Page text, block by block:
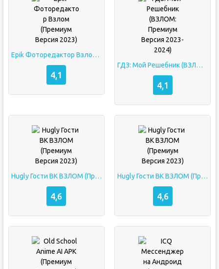
Epik Фоторедактор Взлом (Премиум Версия 2023)
4,1
ГДЗ: Мой Решебник (ВЗЛОМ: Премиум Версия 2023-2024)
4,1
Hugly Гости ВК ВЗЛОМ (Премиум Версия 2023)
4,6
Hugly Гости ВК ВЗЛОМ (Премиум Версия 2023)
4,6